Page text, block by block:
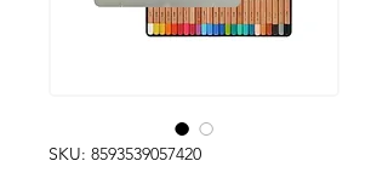
SKU: 8593539057420